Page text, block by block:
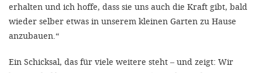
erhalten und ich hoffe, dass sie uns auch die Kraft gibt, bald
wieder selber etwas in unserem kleinen Garten zu Hause
anzubauen.“
Ein Schicksal, das für viele weitere steht – und zeigt: Wir